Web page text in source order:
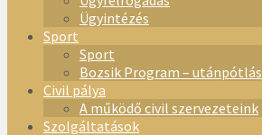
Ügyintézés
Sport
Sport
Bozsik Program – utánpótlás
Civil pálya
A működő civil szervezeteink
Szolgáltatások